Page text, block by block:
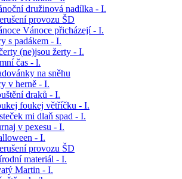
družinová nadílka - I.
provozu ŠD
Vánoce přicházejí - I.
s padákem - I.
(ne)jsou žerty - I.
čas - l.
na sněhu
v herně - I.
draků - I.
foukej větříčku - I.
mi dlaň spad - I.
v pexesu - I.
- I.
provozu ŠD
materiál - I.
Martin - I.